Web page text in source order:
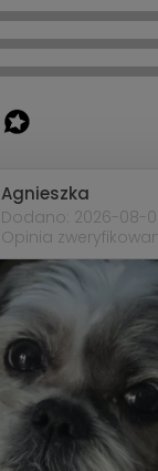
Agnieszka
Dodano: 2026-08-
Opinia